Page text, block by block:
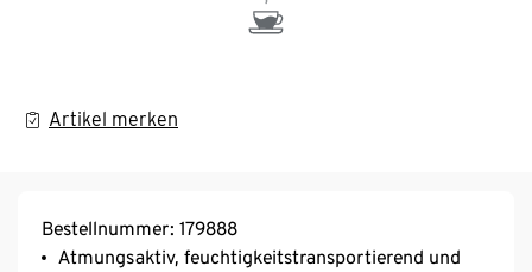
Artikel merken
Bestellnummer: 179888
Atmungsaktiv, feuchtigkeitstransportierend und